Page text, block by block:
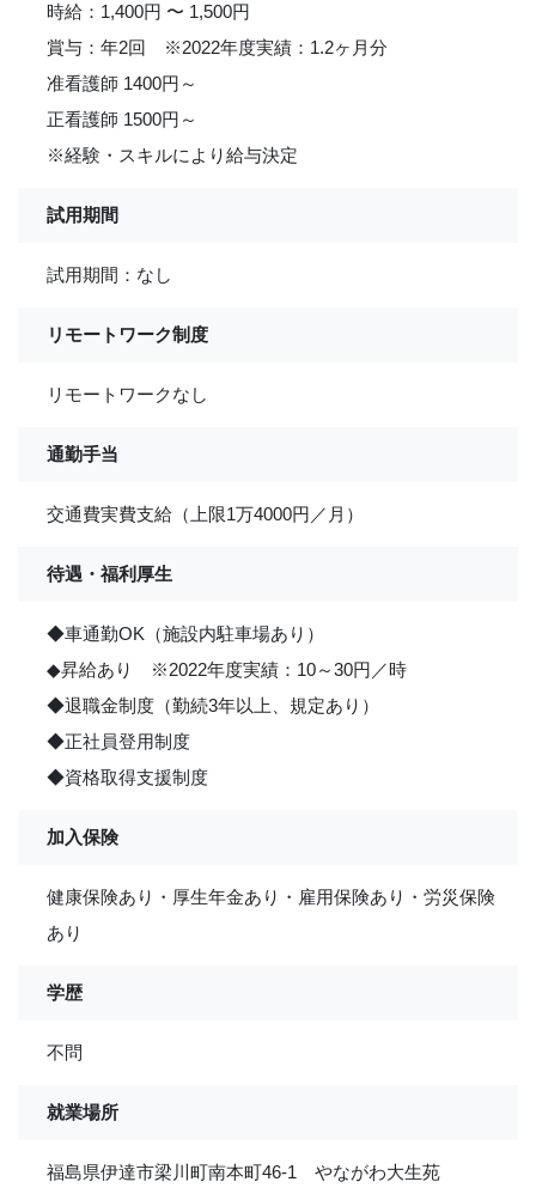
時給：1,400円 〜 1,500円
賞与：年2回 ※2022年度実績：1.2ヶ月分
准看護師 1400円～
正看護師 1500円～
※経験・スキルにより給与決定
試用期間
試用期間：なし
リモートワーク制度
リモートワークなし
通勤手当
交通費実費支給（上限1万4000円／月）
待遇・福利厚生
◆車通勤OK（施設内駐車場あり）
◆昇給あり ※2022年度実績：10～30円／時
◆退職金制度（勤続3年以上、規定あり）
◆正社員登用制度
◆資格取得支援制度
加入保険
健康保険あり・厚生年金あり・雇用保険あり・労災保険
あり
学歴
不問
就業場所
福島県伊達市梁川町南本町46-1 やながわ大生苑